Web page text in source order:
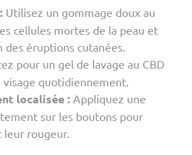
Utilisez un gommage doux au
cellules mortes de la peau et
des éruptions cutanées.
pour un gel de lavage au CBD
quotidiennement.
localisée : Appliquez une
sur les boutons pour
rougeur.